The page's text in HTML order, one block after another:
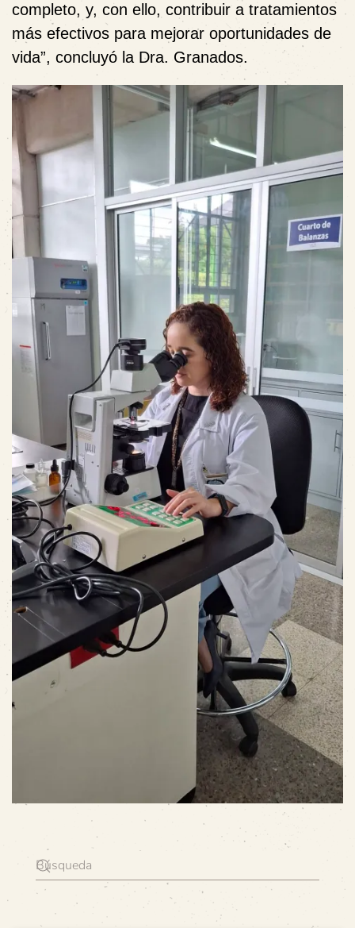
completo, y, con ello, contribuir a tratamientos
más efectivos para mejorar oportunidades de
vida”, concluyó la Dra. Granados.